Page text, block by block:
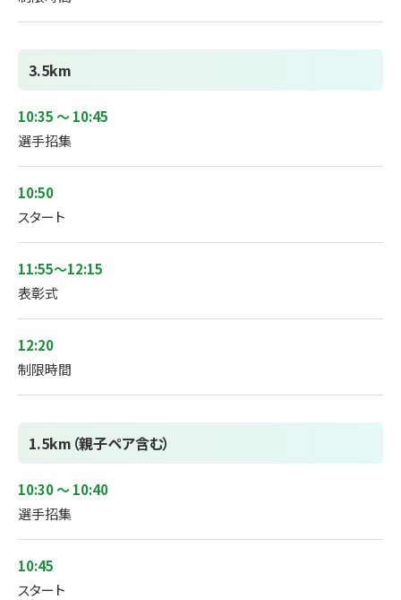
3.5km
10:35 ～ 10:45
選手招集
10:50
スタート
11:55～12:15
表彰式
12:20
制限時間
1.5km（親子ペア含む）
10:30 ～ 10:40
選手招集
10:45
スタート